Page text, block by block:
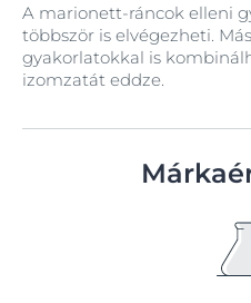
A marionett‑ráncok elleni
többször is elvégezheti.
gyakorlatokkal is
izomzatát eddze.